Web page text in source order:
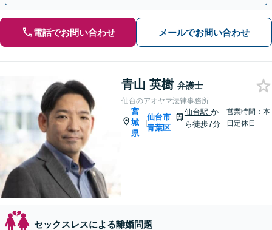
電話でお問い合わせ メールでお問い合わせ
青山 英樹 弁護士
仙台のアオヤマ法律事務所
宮
城
県
|
仙台市
青葉区
仙台駅 か
ら徒歩7分
営業時間：本
日定休日
セックスレスによる離婚問題